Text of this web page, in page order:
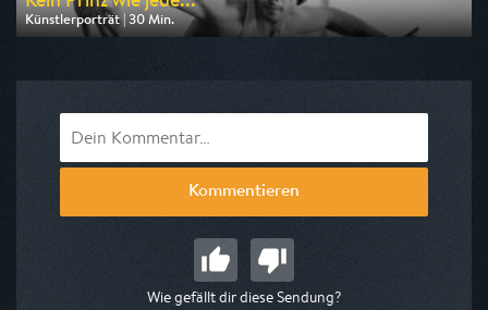
Künstlerporträt | 30 Min.
Ausgestrahlt von SWR
Kommentieren
Wie gefällt dir diese Sendung?